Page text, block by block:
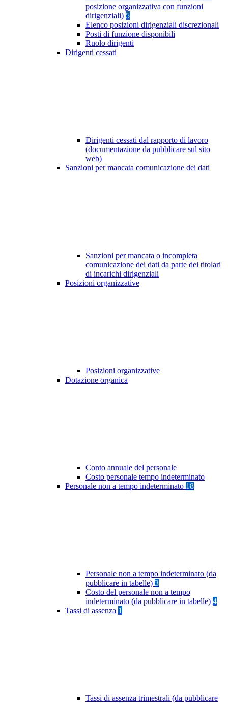
posizione organizzativa con funzioni
dirigenziali) 5
Elenco posizioni dirigenziali discrezionali
Posti di funzione disponibili
Ruolo dirigenti
Dirigenti cessati
Dirigenti cessati dal rapporto di lavoro
(documentazione da pubblicare sul sito
web)
Sanzioni per mancata comunicazione dei dati
Sanzioni per mancata o incompleta
comunicazione dei dati da parte dei titolari
di incarichi dirigenziali
Posizioni organizzative
Posizioni organizzative
Dotazione organica
Conto annuale del personale
Costo personale tempo indeterminato
Personale non a tempo indeterminato 18
Personale non a tempo indeterminato (da
pubblicare in tabelle) 3
Costo del personale non a tempo
indeterminato (da pubblicare in tabelle) 4
Tassi di assenza 1
Tassi di assenza trimestrali (da pubblicare